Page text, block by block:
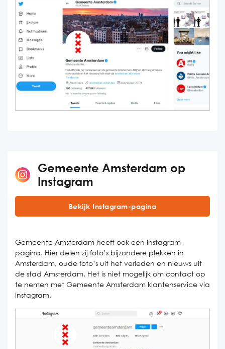
Gemeente Amsterdam op
Instagram
Bekijk Instagram-pagina
Gemeente Amsterdam heeft ook een Instagram-
pagina. Hier delen zij foto’s bijzondere plekken in
Amsterdam, oude foto’s uit het verleden en nieuws uit
de stad Amsterdam. Het is niet mogelijk om contact op
te nemen met Gemeente Amsterdam klantenservice via
Instagram.